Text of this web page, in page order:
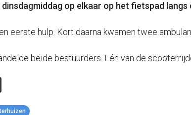
op elkaar op het fietspad
eerste hulp. Kort daarna kwamen twee
beide bestuurders. Eén van de